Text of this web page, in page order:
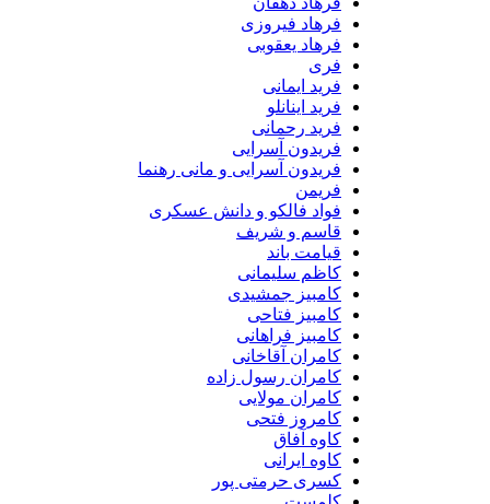
فرهاد فیروزی
فرهاد یعقوبی
فرید ایمانی
فرید اینانلو
فرید رحمانی
فریدون آسرایی
فریدون آسرایی و مانی رهنما
فواد فالکو و دانش عسکری
قاسم و شریف
قیامت باند
کاظم سلیمانی
کامبیز جمشیدی
کامبیز فتاحی
کامبیز فراهانی
کامران آقاخانی
کامران رسول زاده
کامران مولایی
کامروز فتحی
کاوه آفاق
کاوه ایرانی
کسری حرمتی پور